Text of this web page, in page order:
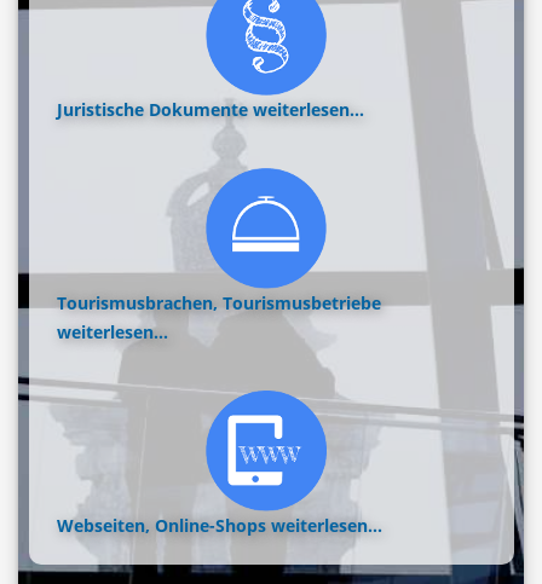
Juristische Dokumente weiterlesen...
Tourismusbrachen, Tourismusbetriebe
weiterlesen...
Webseiten, Online-Shops weiterlesen...